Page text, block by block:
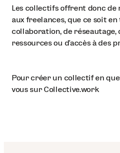
Les collectifs offrent donc de
aux freelances, que ce soit
collaboration, de réseautage,
ressources ou d'accès à des
Pour créer un collectif en
vous sur Collective.work